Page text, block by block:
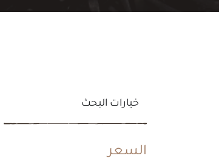
خيارات البحث
السعر